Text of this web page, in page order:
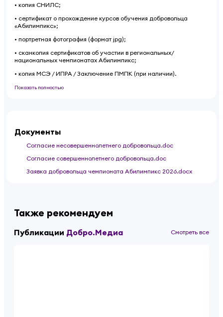
• копия СНИЛС;
• сертификат о прохождение курсов обучения добровольца
«Абилимпикс»;
• портретная фотография (формат jpg);
• сканкопия сертификатов об участии в региональных/
национальных чемпионатах Абилимпикс;
• копия МСЭ / ИПРА / Заключение ПМПК (при наличии).
Показать полностью
Документы
Согласие несовершеннолетнего добровольца.doc
Согласие совершеннолетнего добровольца.doc
Заявка добровольца чемпионата Абилимпикс 2026.docx
Также рекомендуем
Публикации Добро.Медиа Смотреть все